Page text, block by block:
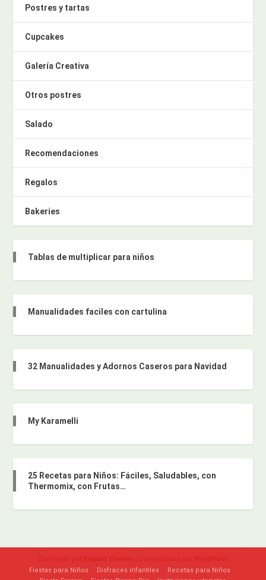
Postres y tartas
Cupcakes
Galería Creativa
Otros postres
Salado
Recomendaciones
Regalos
Bakeries
Tablas de multiplicar para niños
Manualidades faciles con cartulina
32 Manualidades y Adornos Caseros para Navidad
My Karamelli
25 Recetas para Niños: Fáciles, Saludables, con
Thermomix, con Frutas…
Diseñado por Elegant Themes | Desarrollado por WordPress
Fiestas para Niños Disfraces infantiles
Recetas para Niños